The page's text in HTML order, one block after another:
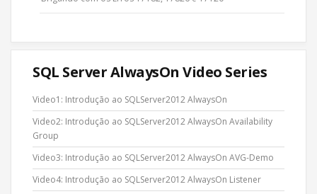
SQL Server AlwaysOn Video Series
Video1: Introdução ao SQLServer2012 AlwaysOn
Video2: Introdução ao SQLServer2012 AlwaysOn Availability
Group
Video3: Introdução ao SQLServer2012 AlwaysOn AVG-Demo
Video4: Introdução ao SQLServer2012 AlwaysOn Listener